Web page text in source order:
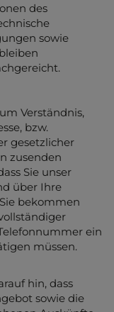
des
sowie
Verständnis,
bzw.
gesetzlicher
zusenden
Sie unser
über Ihre
bekommen
ein
müssen.
hin, dass
sowie die